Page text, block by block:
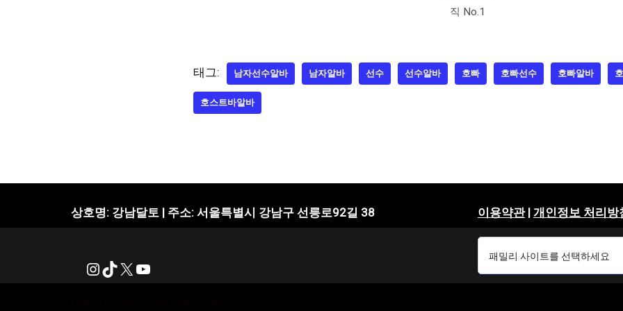
직 No.1
태그: 남자선수알바 남자알바 선수 선수알바 호빠 호빠선수 호빠알바
호스트바알바
상호명: 강남달토 | 주소: 서울특별시 강남구 선릉로92길 38 이용약관| 개인정보 처리방